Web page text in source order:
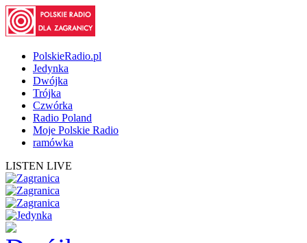
PolskieRadio.pl
Jedynka
Dwójka
Trójka
Czwórka
Radio Poland
Moje Polskie Radio
ramówka
LISTEN LIVE